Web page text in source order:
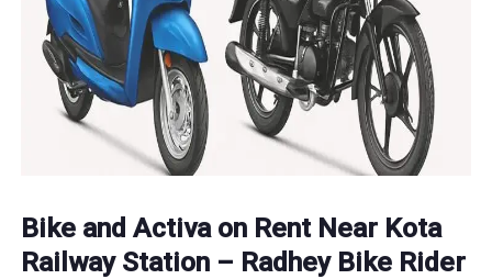
Bike and Activa on Rent Near Kota
Railway Station – Radhey Bike Rider